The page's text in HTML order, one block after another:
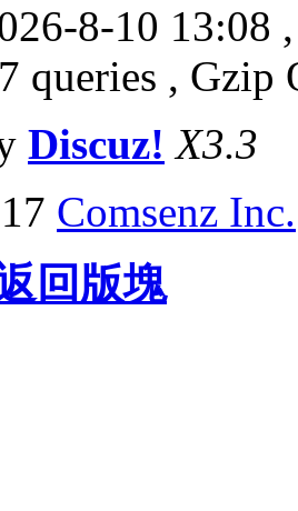
8-10 13:08
queries , Gzip
Discuz! X3.3
Comsenz Inc.
回版塊